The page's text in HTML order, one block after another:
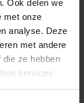
Ook delen we
met onze
analyse. Deze
met andere
ze hebben
services.